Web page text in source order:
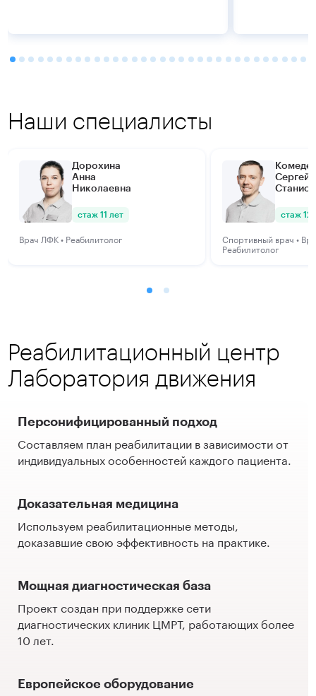
Подробнее Подробнее
Наши специалисты
Дорохина
Анна
Николаевна
стаж 11 лет
Врач ЛФК • Реабилитолог
Сергей
стаж 12
Спортивный врач •
Реабилитолог
Реабилитационный центр
Лаборатория движения
Персонифицированный подход
Составляем план реабилитации в зависимости от
индивидуальных особенностей каждого пациента.
Доказательная медицина
Используем реабилитационные методы,
доказавшие свою эффективность на практике.
Мощная диагностическая база
Проект создан при поддержке сети
диагностических клиник ЦМРТ, работающих более
10 лет.
Европейское оборудование